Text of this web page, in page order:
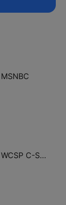
MSNBC
WCSP C-SPAN Radio